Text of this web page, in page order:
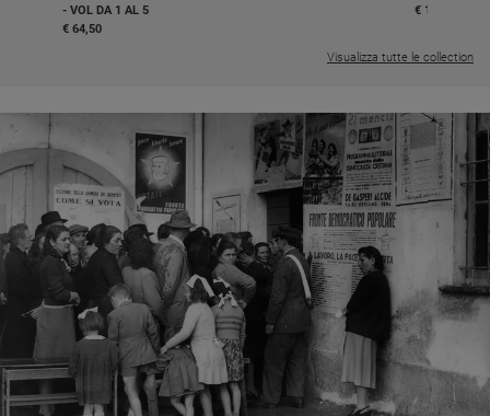
Fede
e
spiritualità
Santi
Devozione
fede
del
giorno
Santo
- VOL DA 1 AL 5
€ 64,50
€ 18,50
Visualizza tutte le collection